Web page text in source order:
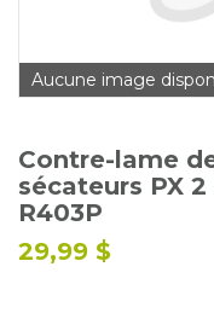
Aucune image
Contre-lame
sécateurs PX 2
R403P
29,99 $